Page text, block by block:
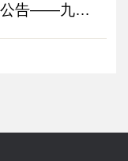
真龙九鼎国战联赛开启公告——九鼎争锋，龙吟震乾坤